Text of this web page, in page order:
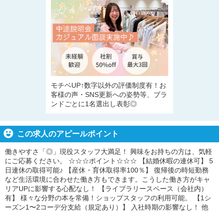
モチベUP↑数字以外の評価制度有！お
客様の声・SNS更新への姿勢等、ブラ
ンドごとに1名選出し表彰◎
この求人のアピールポイント
働きやすさ「◎」現役スタッフ大満足！ 興味をお持ちの方は、気軽
にご応募ください。 ☆☆☆ポイント☆☆☆ 【結婚休暇の連休可】 5
日連休の取得可能♪ 【産休・育休取得率100％】 復帰後の時短勤務
など生活環境に合わせた働き方もできます。こうした働き方がキャ
リアUPに影響する心配なし！ 【ライブラリースペース（会社内）
有】 様々な分野の本を常備！ショップスタッフの利用可能。 【1シ
ーズン1〜2コーデ分支給（規定あり）】 入社時期の影響なし！ 他